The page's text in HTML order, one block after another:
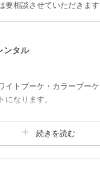
相談させていただきます
ンタル
イトブーケ・カラーブー
になります。
続きを読む